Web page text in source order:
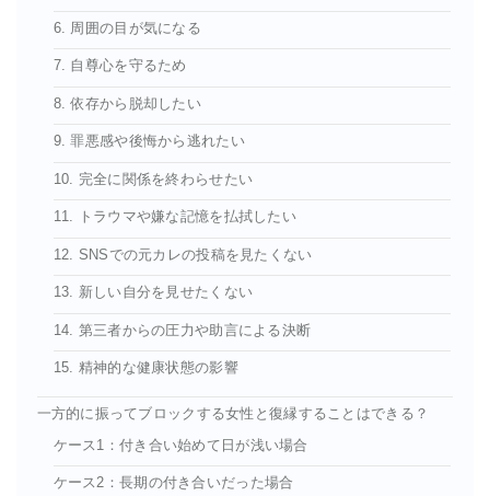
6. 周囲の目が気になる
7. 自尊心を守るため
8. 依存から脱却したい
9. 罪悪感や後悔から逃れたい
10. 完全に関係を終わらせたい
11. トラウマや嫌な記憶を払拭したい
12. SNSでの元カレの投稿を見たくない
13. 新しい自分を見せたくない
14. 第三者からの圧力や助言による決断
15. 精神的な健康状態の影響
一方的に振ってブロックする女性と復縁することはできる？
ケース1：付き合い始めて日が浅い場合
ケース2：長期の付き合いだった場合